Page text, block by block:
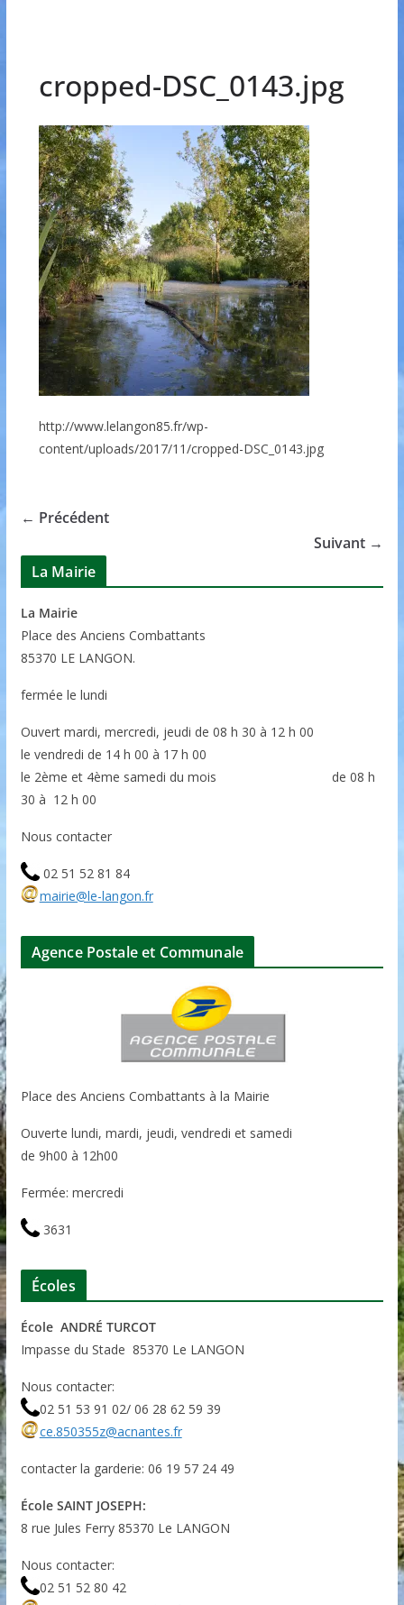
cropped-DSC_0143.jpg
http://www.lelangon85.fr/wp-
content/uploads/2017/11/cropped-DSC_0143.jpg
← Précédent
Suivant →
La Mairie
La Mairie
Place des Anciens Combattants
85370 LE LANGON.
fermée le lundi
Ouvert mardi, mercredi, jeudi de 08 h 30 à 12 h 00
le vendredi de 14 h 00 à 17 h 00
le 2ème et 4ème samedi du mois de 08 h
30 à 12 h 00
Nous contacter
02 51 52 81 84
mairie@le-langon.fr
Agence Postale et Communale
Place des Anciens Combattants à la Mairie
Ouverte lundi, mardi, jeudi, vendredi et samedi
de 9h00 à 12h00
Fermée: mercredi
3631
Écoles
École ANDRÉ TURCOT
Impasse du Stade 85370 Le LANGON
Nous contacter:
02 51 53 91 02/ 06 28 62 59 39
ce.850355z@acnantes.fr
contacter la garderie: 06 19 57 24 49
École SAINT JOSEPH:
8 rue Jules Ferry 85370 Le LANGON
Nous contacter:
02 51 52 80 42